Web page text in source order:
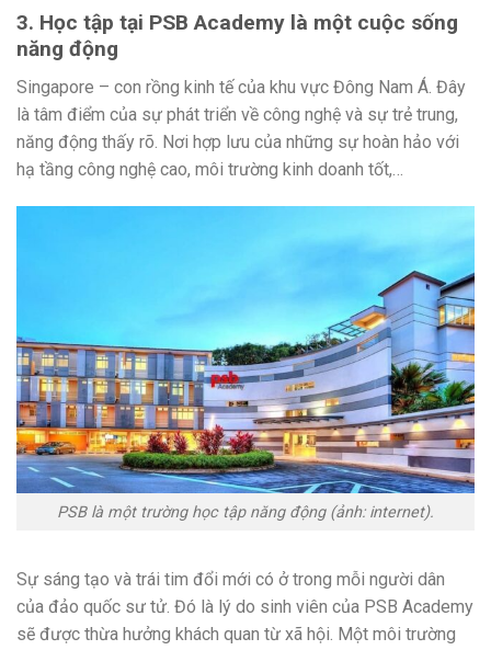
3. Học tập tại PSB Academy là một cuộc sống
năng động
Singapore – con rồng kinh tế của khu vực Đông Nam Á. Đây
là tâm điểm của sự phát triển về công nghệ và sự trẻ trung,
năng động thấy rõ. Nơi hợp lưu của những sự hoàn hảo với
hạ tầng công nghệ cao, môi trường kinh doanh tốt,…
PSB là một trường học tập năng động (ảnh: internet).
Sự sáng tạo và trái tim đổi mới có ở trong mỗi người dân
của đảo quốc sư tử. Đó là lý do sinh viên của PSB Academy
sẽ được thừa hưởng khách quan từ xã hội. Một môi trường